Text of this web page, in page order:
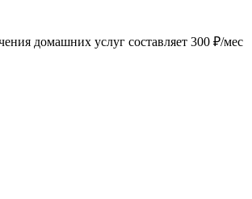
домашних услуг составляет 300 ₽/мес